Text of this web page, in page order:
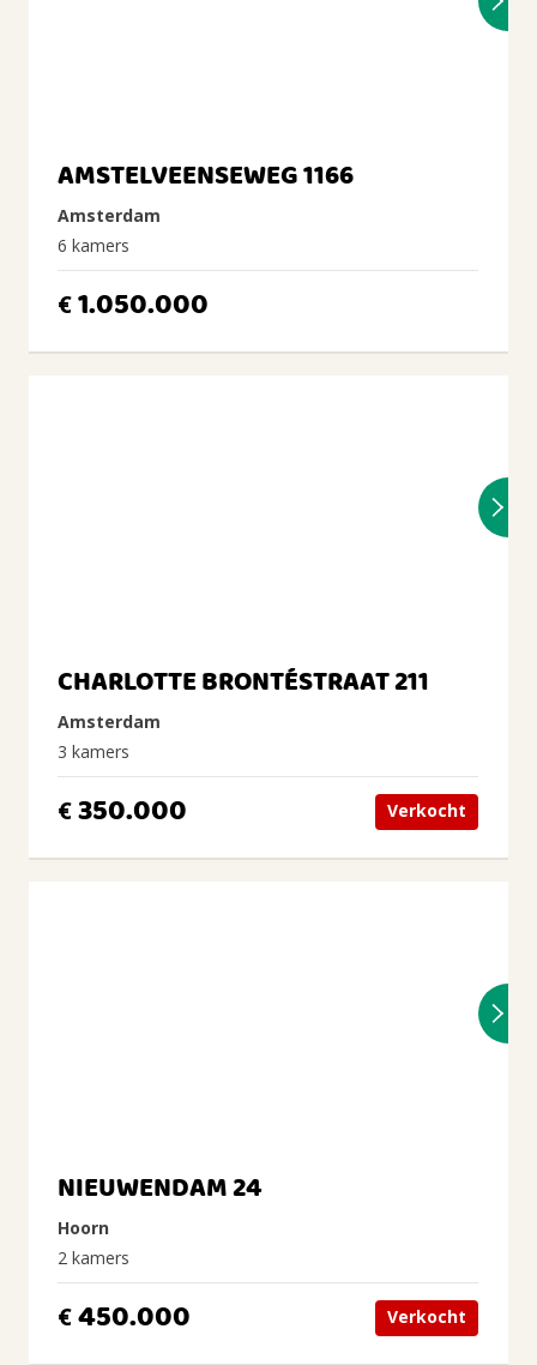
AMSTELVEENSEWEG 1166
Amsterdam
6 kamers
€1.050.000
CHARLOTTE BRONTÉSTRAAT 211
Amsterdam
3 kamers
€350.000 Verkocht
NIEUWENDAM 24
Hoorn
2 kamers
€450.000 Verkocht